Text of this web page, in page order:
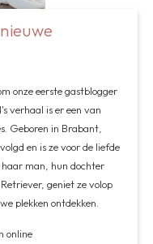
onze eerste gastblogger
verhaal is er een van
Geboren in Brabant,
en is ze voor de liefde
man, hun dochter
geniet ze volop
plekken ontdekken.
online